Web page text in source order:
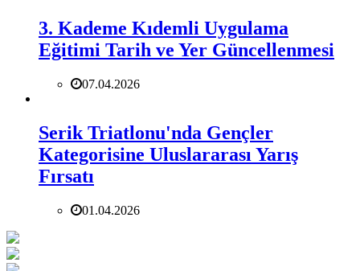
3. Kademe Kıdemli Uygulama
Eğitimi Tarih ve Yer Güncellenmesi
07.04.2026
Serik Triatlonu'nda Gençler
Kategorisine Uluslararası Yarış
Fırsatı
01.04.2026